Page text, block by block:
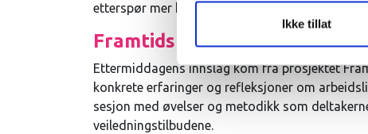
Ikke tillat
etterspør mer kunnskap om.
Framtidstro – i teori og
Ettermiddagens innslag kom fra prosjektet
konkrete erfaringer og refleksjoner om
sesjon med øvelser og metodikk som
veiledningstilbudene.